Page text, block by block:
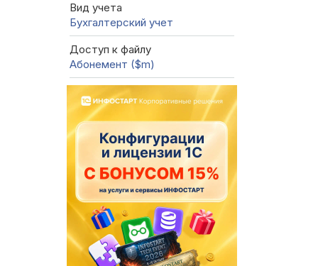
Вид учета
Бухгалтерский учет
Доступ к файлу
Абонемент ($m)